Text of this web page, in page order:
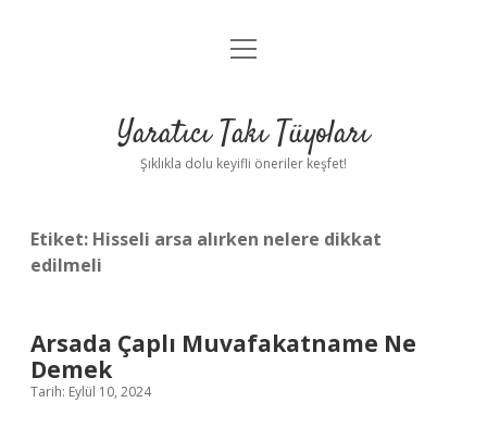
Anasayfa
Yasal Uyarı
menüyü
Yaratıcı Takı Tüyoları
Şıklıkla dolu keyifli öneriler keşfet!
Etiket: Hisseli arsa alırken nelere dikkat
edilmeli
Arsada Çaplı Muvafakatname Ne
Demek
Tarih: Eylül 10, 2024